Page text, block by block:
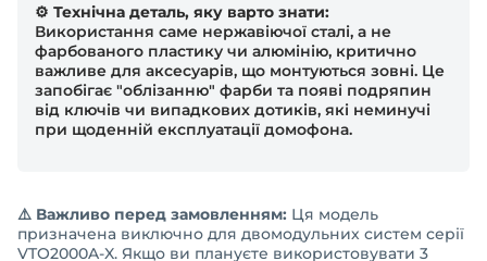
⚙️ Технічна деталь, яку варто знати:
Використання саме нержавіючої сталі, а не
фарбованого пластику чи алюмінію, критично
важливе для аксесуарів, що монтуються зовні. Це
запобігає "облізанню" фарби та появі подряпин
від ключів чи випадкових дотиків, які неминучі
при щоденній експлуатації домофона.
⚠️ Важливо перед замовленням: Ця модель
призначена виключно для двомодульних систем серії
VTO2000A-X. Якщо ви плануєте використовувати 3